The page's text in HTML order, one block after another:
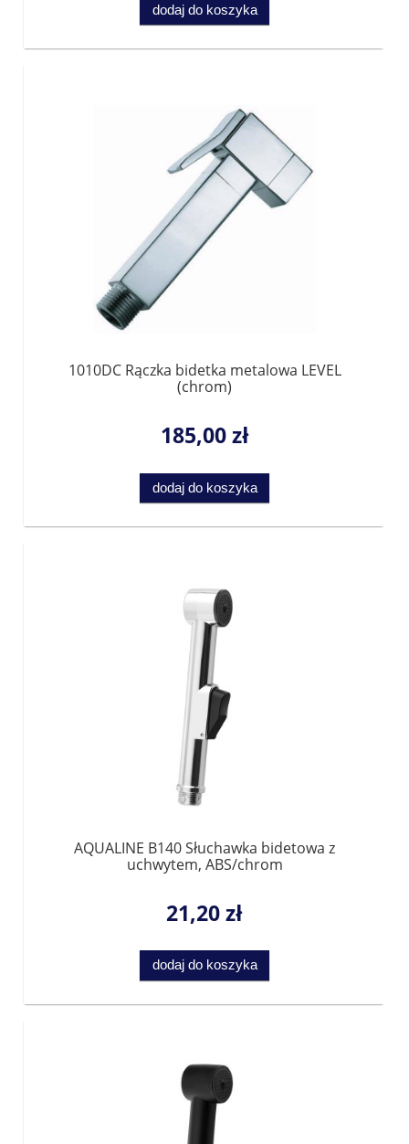
dodaj do koszyka
1010DC Rączka bidetka metalowa LEVEL
(chrom)
185,00 zł
dodaj do koszyka
AQUALINE B140 Słuchawka bidetowa z
uchwytem, ABS/chrom
21,20 zł
dodaj do koszyka